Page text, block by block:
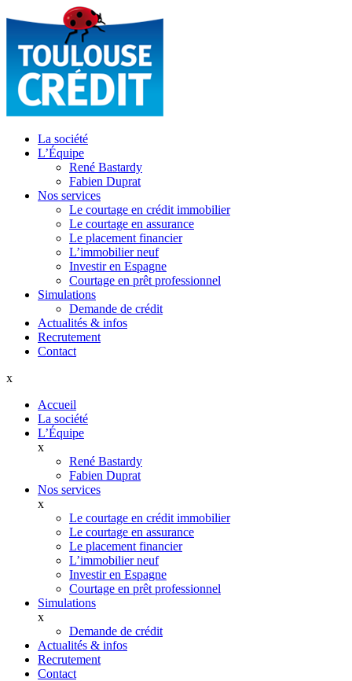
La société
L’Équipe
René Bastardy
Fabien Duprat
Nos services
Le courtage en crédit immobilier
Le courtage en assurance
Le placement financier
L’immobilier neuf
Investir en Espagne
Courtage en prêt professionnel
Simulations
Demande de crédit
Actualités & infos
Recrutement
Contact
x
Accueil
La société
L’Équipe
x
René Bastardy
Fabien Duprat
Nos services
x
Le courtage en crédit immobilier
Le courtage en assurance
Le placement financier
L’immobilier neuf
Investir en Espagne
Courtage en prêt professionnel
Simulations
x
Demande de crédit
Actualités & infos
Recrutement
Contact